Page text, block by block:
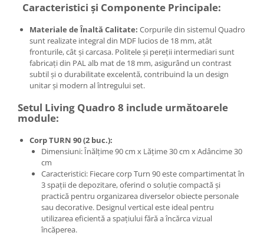
Caracteristici și Componente Principale:
Materiale de Înaltă Calitate: Corpurile din sistemul Quadro
sunt realizate integral din MDF lucios de 18 mm, atât
fronturile, cât și carcasa. Politele și pereții intermediari sunt
fabricați din PAL alb mat de 18 mm, asigurând un contrast
subtil și o durabilitate excelentă, contribuind la un design
unitar și modern al întregului set.
Setul Living Quadro 8 include următoarele
module:
Corp TURN 90 (2 buc.):
Dimensiuni: Înălțime 90 cm x Lățime 30 cm x Adâncime 30
cm
Caracteristici: Fiecare corp Turn 90 este compartimentat în
3 spații de depozitare, oferind o soluție compactă și
practică pentru organizarea diverselor obiecte personale
sau decorative. Designul vertical este ideal pentru
utilizarea eficientă a spațiului fără a încărca vizual
încăperea.